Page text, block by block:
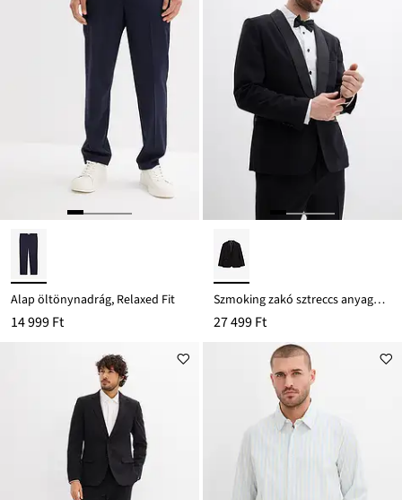
Alap öltönynadrág, Relaxed Fit
14 999 Ft
Szmoking zakó sztreccs anyagból, Slim Fit
27 499 Ft